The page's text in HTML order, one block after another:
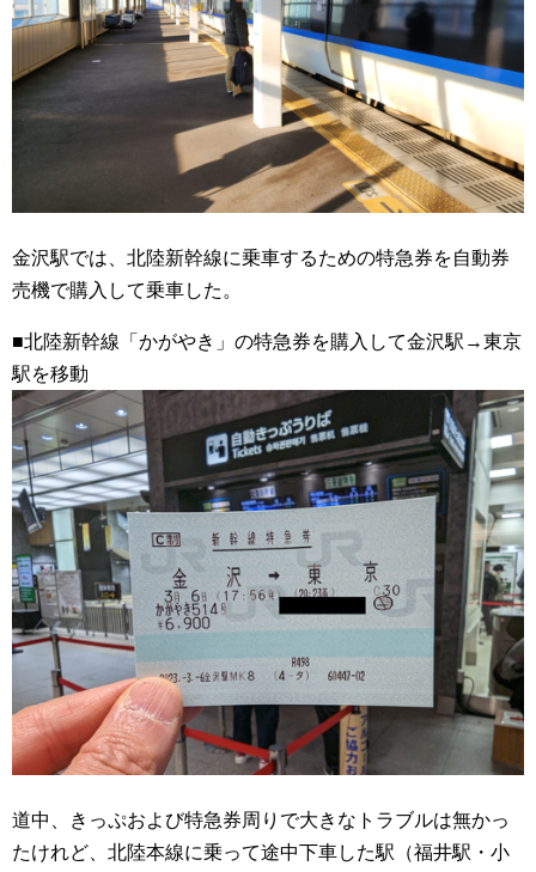
金沢駅では、北陸新幹線に乗車するための特急券を自動券
売機で購入して乗車した。
■北陸新幹線「かがやき」の特急券を購入して金沢駅→東京
駅を移動
道中、きっぷおよび特急券周りで大きなトラブルは無かっ
たけれど、北陸本線に乗って途中下車した駅（福井駅・小